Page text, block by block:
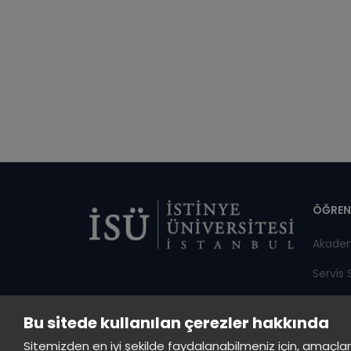
Bu sitede kullanılan çerezler hakkında
Sitemizden en iyi şekilde faydalanabilmeniz için,
Servis